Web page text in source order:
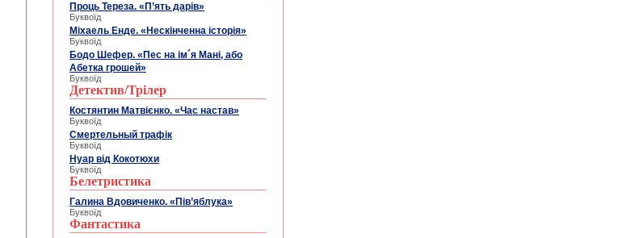
Проць Тереза. «П’ять дарів»
Буквоїд
Міхаель Енде. «Нескінченна історія»
Буквоїд
Бодо Шефер. «Пес на ім´я Мані, або
Абетка грошей»
Буквоїд
Детектив/Трілер
Костянтин Матвієнко. «Час настав»
Буквоїд
Смертельный трафік
Буквоїд
Нуар від Кокотюхи
Буквоїд
Белетристика
Галина Вдовиченко. «Пів’яблука»
Буквоїд
Фантастика